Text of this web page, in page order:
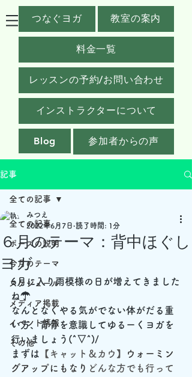
つなぐヨガ 教室の案内
料金一覧
レッスンの予約/お問い合わせ
インストラクターについて
Blog 参加者からの声
記事
全ての記事
ポーズの説明
今月のテーマ
スケジュール
メディア掲載
イベント情報
その他
全ての記事
６月のテーマ：背中ほぐし
ヨガ
みつえ
2022年6月7日 読了時間: 1分
6月に入り雨模様の日が増えてきました
ね☂
なんとなくやる気がでない体がだる重
い方、背骨を意識してゆるーくヨガを
行いましょう(^▽^)/
まずは
【キャット＆カウ】
ウォーミン
グアップにもなり どんな方でも行って